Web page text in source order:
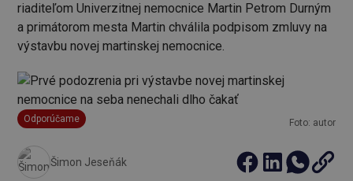
riaditeľom Univerzitnej nemocnice Martin Petrom Durným
a primátorom mesta Martin chválila podpisom zmluvy na
výstavbu novej martinskej nemocnice.
Odporúčame Foto: autor
Šimon Jeseňák